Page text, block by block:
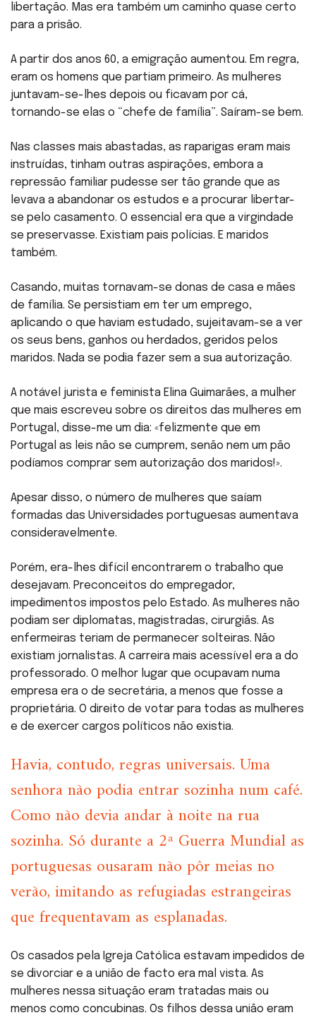
libertação. Mas era também um caminho quase certo
para a prisão.
A partir dos anos 60, a emigração aumentou. Em regra,
eram os homens que partiam primeiro. As mulheres
juntavam-se-lhes depois ou ficavam por cá,
tornando-se elas o “chefe de família”. Saíram-se bem.
Nas classes mais abastadas, as raparigas eram mais
instruídas, tinham outras aspirações, embora a
repressão familiar pudesse ser tão grande que as
levava a abandonar os estudos e a procurar libertar-
se pelo casamento. O essencial era que a virgindade
se preservasse. Existiam pais polícias. E maridos
também.
Casando, muitas tornavam-se donas de casa e mães
de família. Se persistiam em ter um emprego,
aplicando o que haviam estudado, sujeitavam-se a ver
os seus bens, ganhos ou herdados, geridos pelos
maridos. Nada se podia fazer sem a sua autorização.
A notável jurista e feminista Elina Guimarães, a mulher
que mais escreveu sobre os direitos das mulheres em
Portugal, disse-me um dia: «felizmente que em
Portugal as leis não se cumprem, senão nem um pão
podíamos comprar sem autorização dos maridos!».
Apesar disso, o número de mulheres que saíam
formadas das Universidades portuguesas aumentava
consideravelmente.
Porém, era-lhes difícil encontrarem o trabalho que
desejavam. Preconceitos do empregador,
impedimentos impostos pelo Estado. As mulheres não
podiam ser diplomatas, magistradas, cirurgiãs. As
enfermeiras teriam de permanecer solteiras. Não
existiam jornalistas. A carreira mais acessível era a do
professorado. O melhor lugar que ocupavam numa
empresa era o de secretária, a menos que fosse a
proprietária. O direito de votar para todas as mulheres
e de exercer cargos políticos não existia.
Havia, contudo, regras universais. Uma
senhora não podia entrar sozinha num café.
Como não devia andar à noite na rua
sozinha. Só durante a 2ª Guerra Mundial as
portuguesas ousaram não pôr meias no
verão, imitando as refugiadas estrangeiras
que frequentavam as esplanadas.
Os casados pela Igreja Católica estavam impedidos de
se divorciar e a união de facto era mal vista. As
mulheres nessa situação eram tratadas mais ou
menos como concubinas. Os filhos dessa união eram